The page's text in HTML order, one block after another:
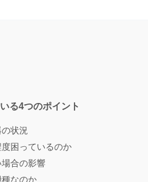
る4つのポイント
状況
困っているのか
合の影響
なのか